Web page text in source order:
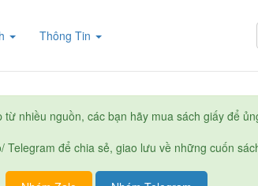
Thông Tin
nhiều nguồn, các bạn hãy mua sách giấy để
Telegram để chia sẻ, giao lưu về những cuốn